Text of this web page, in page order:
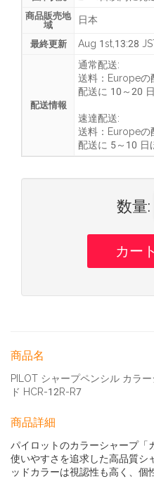
商品販売地
域
日本
最終更新 Aug 1st,13:28
配送情報
通常配送:
送料： Europeの
配送に 10～20
速達配送:
送料： Europeの
配送に 5～10 日
数量:
商品名
PILOT シャープペンシル カラ
ド HCR-12R-R7
商品詳細
パイロットのカラーシャープ「
使いやすさを追求した高品質シ
ッドカラーは視認性も高く、個